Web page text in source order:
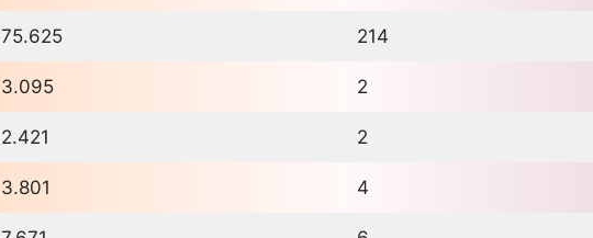
75.625 214
3.095 2
2.421 2
3.801 4